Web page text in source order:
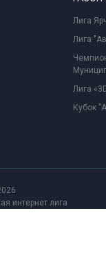
Лига
Лига
Лига
Кубок
интернет лига